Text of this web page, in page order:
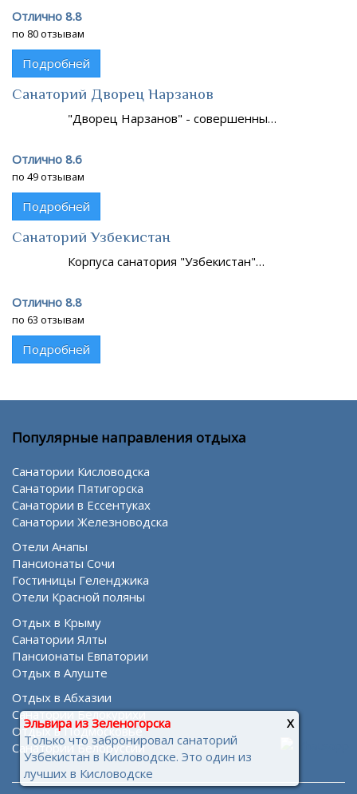
Отлично 8.8
по 80 отзывам
Подробней
Санаторий Дворец Нарзанов
"Дворец Нарзанов" - совершенны…
Отлично 8.6
по 49 отзывам
Подробней
Санаторий Узбекистан
Корпуса санатория "Узбекистан"…
Отлично 8.8
по 63 отзывам
Подробней
Популярные направления отдыха
Санатории Кисловодска
Санатории Пятигорска
Санатории в Ессентуках
Санатории Железноводска
Отели Анапы
Пансионаты Сочи
Гостиницы Геленджика
Отели Красной поляны
Отдых в Крыму
Санатории Ялты
Пансионаты Евпатории
Отдых в Алуште
Отдых в Абхазии
Санатории Белокурихи
Отдых в Подмосковье
Санатории Белоруссии
Эльвира из Зеленогорска
X
Только что забронировал санаторий
Узбекистан в Кисловодске. Это один из
лучших в Кисловодске